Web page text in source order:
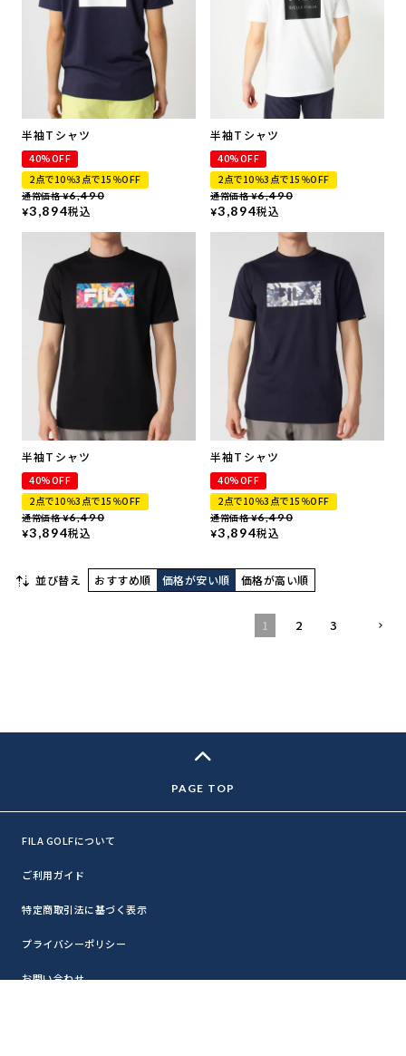
半袖Tシャツ
40%OFF
2点で10％3点で15％OFF
通常価格 ¥6,490
¥3,894税込
半袖Tシャツ
40%OFF
2点で10％3点で15％OFF
通常価格 ¥6,490
¥3,894税込
半袖Tシャツ
40%OFF
2点で10％3点で15％OFF
通常価格 ¥6,490
¥3,894税込
半袖Tシャツ
40%OFF
2点で10％3点で15％OFF
通常価格 ¥6,490
¥3,894税込
並び替え おすすめ順 価格が安い順 価格が高い順
1 2 3
FILA GOLFについて
ご利用ガイド
特定商取引法に基づく表示
プライバシーポリシー
お問い合わせ